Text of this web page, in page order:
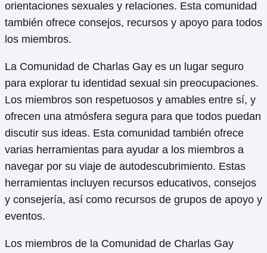
orientaciones sexuales y relaciones. Esta comunidad
también ofrece consejos, recursos y apoyo para todos
los miembros.
La Comunidad de Charlas Gay es un lugar seguro
para explorar tu identidad sexual sin preocupaciones.
Los miembros son respetuosos y amables entre sí, y
ofrecen una atmósfera segura para que todos puedan
discutir sus ideas. Esta comunidad también ofrece
varias herramientas para ayudar a los miembros a
navegar por su viaje de autodescubrimiento. Estas
herramientas incluyen recursos educativos, consejos
y consejería, así como recursos de grupos de apoyo y
eventos.
Los miembros de la Comunidad de Charlas Gay